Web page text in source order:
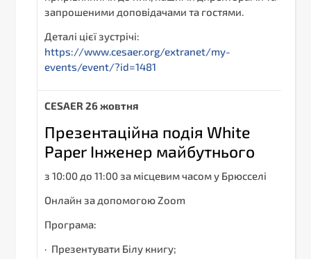
запрошеними доповідачами та гостями.
Деталі цієї зустрічі:
https://www.cesaer.org/extranet/my-
events/event/?id=1481
СESAER 26 жовтня
Презентаційна подія White
Paper Інженер майбутнього
з 10:00 до 11:00 за місцевим часом у Брюсселі
Онлайн за допомогою Zoom
Програма:
· Презентувати Білу книгу;